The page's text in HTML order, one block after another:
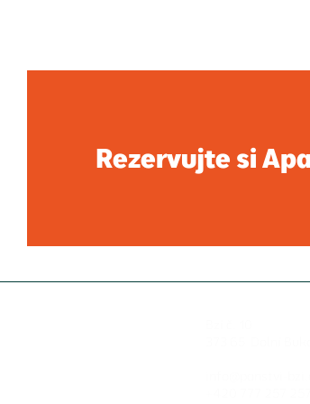
Rezervujte si